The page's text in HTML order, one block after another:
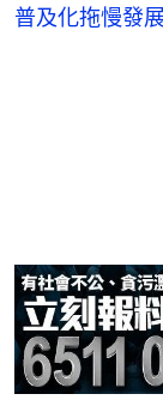
普及化拖慢發展